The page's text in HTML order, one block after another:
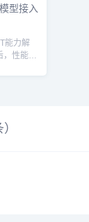
型接入
能力解
，性能得